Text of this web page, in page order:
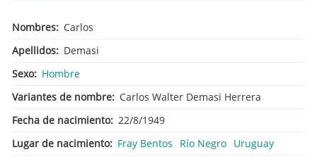
Nombres
Carlos
Apellidos
Demasi
Sexo
Hombre
Variantes de nombre
Carlos Walter Demasi Herrera
Fecha de nacimiento
22/8/1949
Lugar de nacimiento
Fray Bentos Río Negro Uruguay